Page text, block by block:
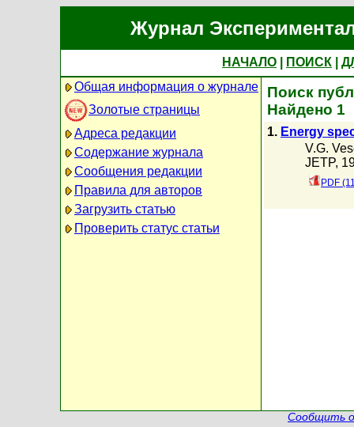
Журнал
НАЧАЛО ПОИСК
Общая информация о журнале
Золотые страницы
Адреса редакции
Содержание журнала
Сообщения редакции
Правила для авторов
Загрузить статью
Проверить статус статьи
Поиск
Найдено 1
1. Energy
V.G.
JETP,
PDF
Сообщить о